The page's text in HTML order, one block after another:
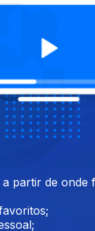
a usar
está
partir de onde